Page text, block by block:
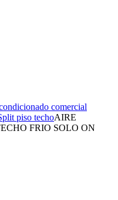
comercial
piso techoAIRE
FRIO SOLO ON